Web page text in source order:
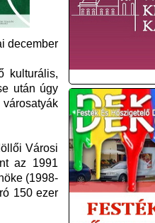
december
kulturális,
után úgy
Városi
az 1991
(1998-
150 ezer